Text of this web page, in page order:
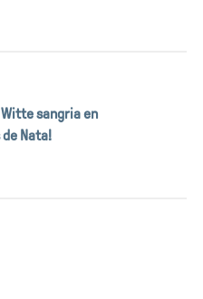
Witte sangria en
de Nata!